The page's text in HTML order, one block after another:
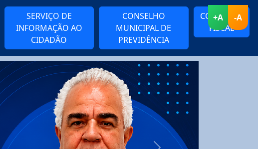
SERVIÇO DE
INFORMAÇÃO AO
CIDADÃO
CONSELHO
MUNICIPAL DE
PREVIDÊNCIA
CONSELHO
FISCAL
+A -A